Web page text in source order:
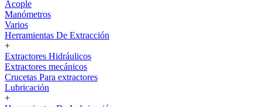
Acople
Manómetros
Varios
Herramientas De Extracción
+
Extractores Hidráulicos
Extractores mecánicos
Crucetas Para extractores
Lubricación
+